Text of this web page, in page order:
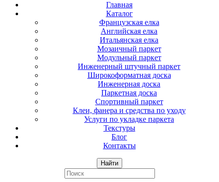
Главная
Каталог
Французская елка
Английская елка
Итальянская елка
Мозаичный паркет
Модульный паркет
Инженерный штучный паркет
Широкоформатная доска
Инженерная доска
Паркетная доска
Спортивный паркет
Клеи, фанера и средства по уходу
Услуги по укладке паркета
Текстуры
Блог
Контакты
Найти